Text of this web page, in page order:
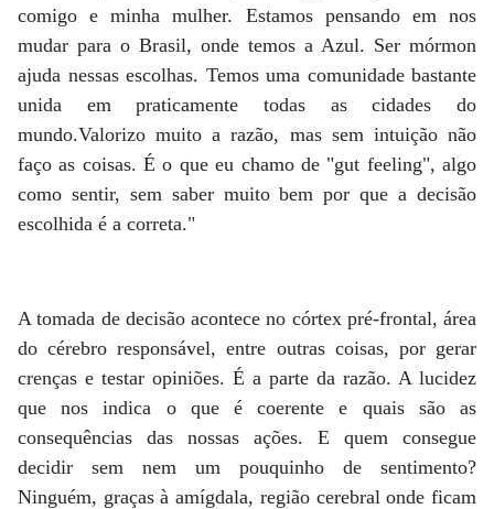
comigo e minha mulher. Estamos pensando em nos
mudar para o Brasil, onde temos a Azul. Ser mórmon
ajuda nessas escolhas. Temos uma comunidade bastante
unida em praticamente todas as cidades do
mundo.Valorizo muito a razão, mas sem intuição não
faço as coisas. É o que eu chamo de "gut feeling", algo
como sentir, sem saber muito bem por que a decisão
escolhida é a correta."
A tomada de decisão acontece no córtex pré-frontal, área
do cérebro responsável, entre outras coisas, por gerar
crenças e testar opiniões. É a parte da razão. A lucidez
que nos indica o que é coerente e quais são as
consequências das nossas ações. E quem consegue
decidir sem nem um pouquinho de sentimento?
Ninguém, graças à amígdala, região cerebral onde ficam